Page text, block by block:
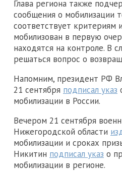
Глава региона также
сообщения о мобилизации
соответствует критериям
мобилизован в первую
находятся на контроле. В
решаться вопрос о
Напомним, президент РФ
21 сентября подписал указ
мобилизации в России.
Вечером 21 сентября
Нижегородской области
мобилизации и сроках
Никитин подписал указ о
мобилизации в регионе.